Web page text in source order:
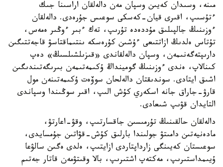
مىنە، وسىدان كەيىن وسپان مەن دالەلقان اراسىنا جىك
ءتۇسىپ، اقىرى قيان-كەسكى سوعىس جۇرەدى. دالەلقان
ءوزىنىڭ جالپىلىق مۇددەدە تۇرىپ، تەك ءبىر ءوڭىر ەمەس،
تۇتاس ەلدىڭ ازاتتىعى ءۇشىن كۇرەسكە ىنتىماقتاسۋ قاجەتتىگىن
دارىپتەگەنىمەن، وسپان دالەلقاندى «قىزىلشىلسىڭ» دەپ
كىنالاپ، ەندى ءوزىنىڭ گومينداڭ ۇكىمەتىمەن بىرىگەتىندىگىن
اشىق ايتادى. سوندىقتان دالەلحان سوۆەت ۇكىمەتىنەن مول
قارۋ-جاراق جانە اسكەري كۇش الىپ، اقىر سوڭىندا وسپاندى
التايدان قۋىپ شىعادى.
دالەلقان حالقىنىڭ تۇرمىسىن جاقسارتىپ، وقۋ-اعارتۋ،
مادەنيەتىن دامىتۋ جولىندا بارلىق كۇش-قۋاتىن جۇمسايدى،
سوعىستان كەيىنگى زارداپتاردى ازايتىپ، ەلدى ەگىن سالۋعا
ۇيىمداستىرىپ، مەكتەپ اشتىرىپ، بالا وقىتۋمەن قاتار جەتىم